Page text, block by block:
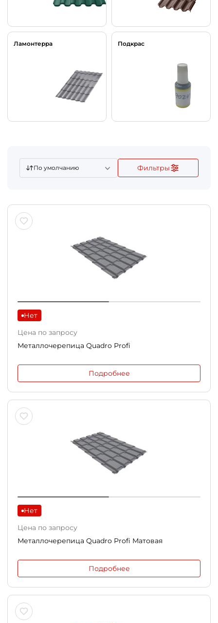
Ламонтерра Подкрас
По умолчанию Фильтры
Нет
Цена по запросу
Металлочерепица Quadro Profi
Подробнее
Нет
Цена по запросу
Металлочерепица Quadro Profi Матовая
Подробнее